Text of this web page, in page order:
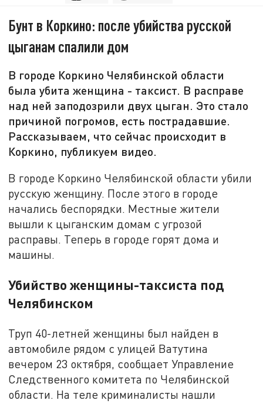
Бунт в Коркино: после убийства русской
цыганам спалили дом
В городе Коркино Челябинской области
была убита женщина - таксист. В расправе
над ней заподозрили двух цыган. Это стало
причиной погромов, есть пострадавшие.
Рассказываем, что сейчас происходит в
Коркино, публикуем видео.
В городе Коркино Челябинской области убили
русскую женщину. После этого в городе
начались беспорядки. Местные жители
вышли к цыганским домам с угрозой
расправы. Теперь в городе горят дома и
машины.
Убийство женщины-таксиста под
Челябинском
Труп 40-летней женщины был найден в
автомобиле рядом с улицей Ватутина
вечером 23 октября, сообщает Управление
Следственного комитета по Челябинской
области. На теле криминалисты нашли